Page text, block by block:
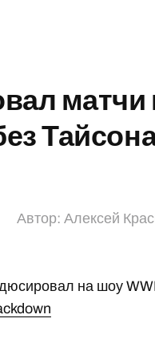
матчи
Автор:Алексей
на шоу